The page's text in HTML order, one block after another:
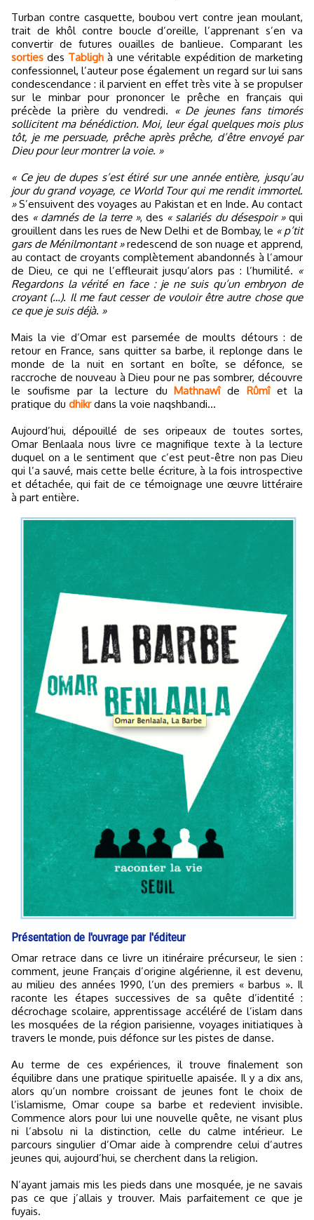
Turban contre casquette, boubou vert contre jean moulant,
trait de khôl contre boucle d’oreille, l’apprenant s’en va
convertir de futures ouailles de banlieue. Comparant les
sorties des Tablighà une véritable expédition de marketing
confessionnel, l’auteur pose également un regard sur lui sans
condescendance : il parvient en effet très vite à se propulser
sur le minbar pour prononcer le prêche en français qui
précède la prière du vendredi.
« De jeunes fans timorés
sollicitent ma bénédiction. Moi, leur égal quelques mois plus
tôt, je me persuade, prêche après prêche, d’être envoyé par
Dieu pour leur montrer la voie. »
« Ce jeu de dupes s’est étiré sur une année entière, jusqu’au
jour du grand voyage, ce World Tour qui me rendit immortel.
»S’ensuivent des voyages au Pakistan et en Inde. Au contact
des « damnés de la terre », des « salariés du désespoir »qui
grouillent dans les rues de New Delhi et de Bombay, le « p’tit
gars de Ménilmontant »redescend de son nuage et apprend,
au contact de croyants complètement abandonnés à l’amour
de Dieu, ce qui ne l’effleurait jusqu’alors pas : l’humilité. «
Regardons la vérité en face : je ne suis qu’un embryon de
croyant (…). Il me faut cesser de vouloir être autre chose que
ce que je suis déjà. »
Mais la vie d’Omar est parsemée de moults détours : de
retour en France, sans quitter sa barbe, il replonge dans le
monde de la nuit en sortant en boîte, se défonce, se
raccroche de nouveau à Dieu pour ne pas sombrer, découvre
le soufisme par la lecture du Mathnawîde Rûmîet la
pratique du dhikrdans la voie naqshbandi…
Aujourd’hui, dépouillé de ses oripeaux de toutes sortes,
Omar Benlaala nous livre ce magnifique texte à la lecture
duquel on a le sentiment que c’est peut-être non pas Dieu
qui l’a sauvé, mais cette belle écriture, à la fois introspective
et détachée, qui fait de ce témoignage une œuvre littéraire
à part entière.
Présentation de l'ouvrage par l'éditeur
Omar retrace dans ce livre un itinéraire précurseur, le sien :
comment, jeune Français d’origine algérienne, il est devenu,
au milieu des années 1990, l’un des premiers « barbus ». Il
raconte les étapes successives de sa quête d’identité :
décrochage scolaire, apprentissage accéléré de l’islam dans
les mosquées de la région parisienne, voyages initiatiques à
travers le monde, puis défonce sur les pistes de danse.
Au terme de ces expériences, il trouve finalement son
équilibre dans une pratique spirituelle apaisée. Il y a dix ans,
alors qu’un nombre croissant de jeunes font le choix de
l’islamisme, Omar coupe sa barbe et redevient invisible.
Commence alors pour lui une nouvelle quête, ne visant plus
ni l’absolu ni la distinction, celle du calme intérieur. Le
parcours singulier d’Omar aide à comprendre celui d’autres
jeunes qui, aujourd’hui, se cherchent dans la religion.
N’ayant jamais mis les pieds dans une mosquée, je ne savais
pas ce que j’allais y trouver. Mais parfaitement ce que je
fuyais.